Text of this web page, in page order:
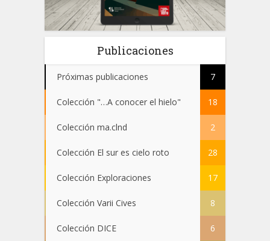
Publicaciones
Próximas publicaciones 7
Colección "…A conocer el hielo" 18
Colección ma.clnd 2
Colección El sur es cielo roto 28
Colección Exploraciones 17
Colección Varii Cives 8
Colección DICE 6